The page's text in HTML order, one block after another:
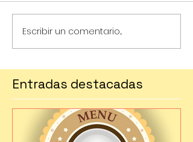
Escribir un comentario...
Entradas destacadas